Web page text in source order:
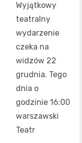
Wyjątkowy
teatralny
wydarzenie
czeka na
widzów 22
grudnia. Tego
dnia o
godzinie 16:00
warszawski
Teatr